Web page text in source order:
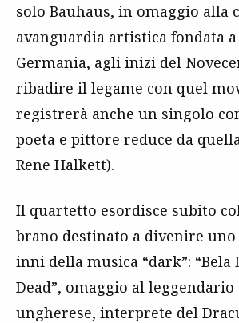
solo Bauhaus, in omaggio alla
avanguardia artistica fondata
Germania, agli inizi del
ribadire il legame con quel
registrerà anche un singolo
poeta e pittore reduce da
Rene Halkett).
Il quartetto esordisce subito
brano destinato a divenire
inni della musica “dark”: “Bela
Dead”, omaggio al
ungherese, interprete del